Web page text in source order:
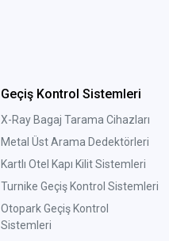
Geçiş Kontrol Sistemleri
X-Ray Bagaj Tarama Cihazları
Metal Üst Arama Dedektörleri
Kartlı Otel Kapı Kilit Sistemleri
Turnike Geçiş Kontrol Sistemleri
Otopark Geçiş Kontrol
Sistemleri